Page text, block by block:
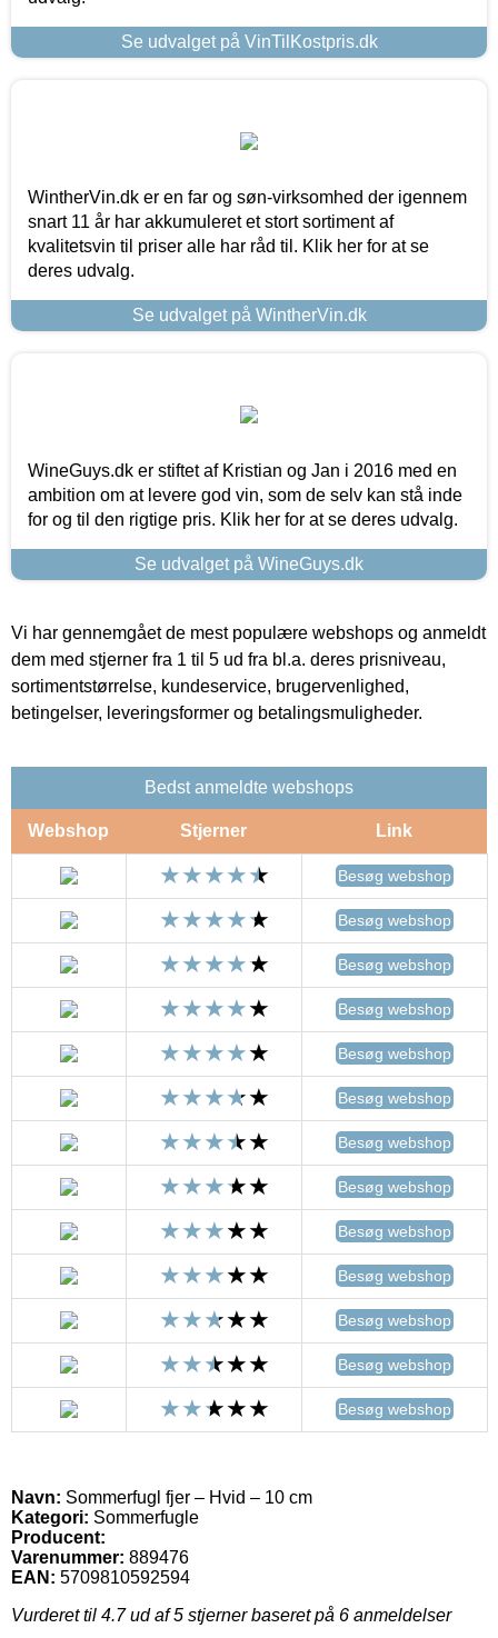
Se udvalget på VinTilKostpris.dk
WintherVin.dk er en far og søn-virksomhed der igennem
snart 11 år har akkumuleret et stort sortiment af
kvalitetsvin til priser alle har råd til. Klik her for at se
deres udvalg.
Se udvalget på WintherVin.dk
WineGuys.dk er stiftet af Kristian og Jan i 2016 med en
ambition om at levere god vin, som de selv kan stå inde
for og til den rigtige pris. Klik her for at se deres udvalg.
Se udvalget på WineGuys.dk
Vi har gennemgået de mest populære webshops og anmeldt
dem med stjerner fra 1 til 5 ud fra bl.a. deres prisniveau,
sortimentstørrelse, kundeservice, brugervenlighed,
betingelser, leveringsformer og betalingsmuligheder.
Bedst anmeldte webshops
Webshop Stjerner Link
Besøg webshop
Besøg webshop
Besøg webshop
Besøg webshop
Besøg webshop
Besøg webshop
Besøg webshop
Besøg webshop
Besøg webshop
Besøg webshop
Besøg webshop
Besøg webshop
Besøg webshop
Navn: Sommerfugl fjer – Hvid – 10 cm
Kategori: Sommerfugle
Producent:
Varenummer: 889476
EAN: 5709810592594
Vurderet til 4.7ud af 5 stjerner baseret på 6 anmeldelser